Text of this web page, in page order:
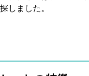
しました。